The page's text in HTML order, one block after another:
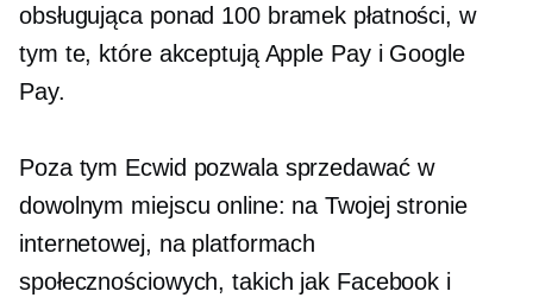
obsługująca ponad 100 bramek płatności, w
tym te, które akceptują Apple Pay i Google
Pay.
Poza tym Ecwid pozwala sprzedawać w
dowolnym miejscu online: na Twojej stronie
internetowej, na platformach
społecznościowych, takich jak Facebook i